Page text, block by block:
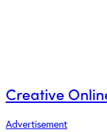
Creative
Advertisement